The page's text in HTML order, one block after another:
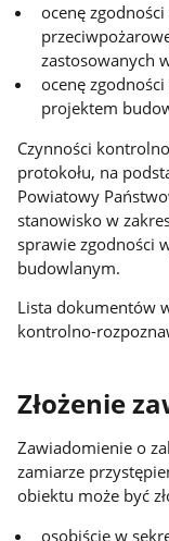
ocenę
zastosowanych
ocenę
projektem
Czynności
protokołu, na
Powiatowy
stanowisko w
sprawie zgodności
budowlanym.
Lista dokumentów
kontrolno-
Złożenie
Zawiadomienie o
zamiarze
obiektu może być
osobiście w